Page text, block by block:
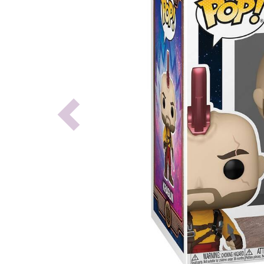
Previous